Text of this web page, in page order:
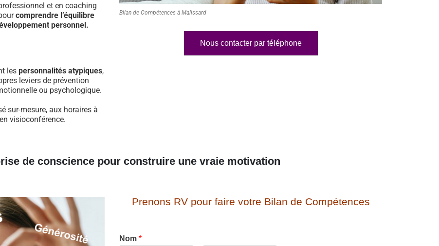
et en coaching
comprendre l’équilibre
personnel.
les personnalités atypiques,
leviers de prévention
ou psychologique.
sur-mesure, aux horaires à
visioconférence.
Bilan de Compétences à Malissard
Nous contacter par téléphone
de conscience pour construire une vraie motivation
Prenons RV pour faire votre Bilan de Compétences
Nom *